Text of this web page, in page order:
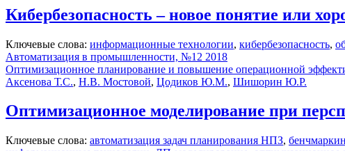
Кибербезопасность – новое понятие или
Ключевые слова: информационные технологии, кибербезопасность,
Автоматизация в промышленности, №12 2018
Оптимизационное планирование и повышение операционной
Аксенова Т.С., Н.В. Мостовой, Цодиков Ю.М., Шишорин Ю.Р.
Оптимизационное моделирование при
Ключевые слова: автоматизация задач планирования НПЗ,